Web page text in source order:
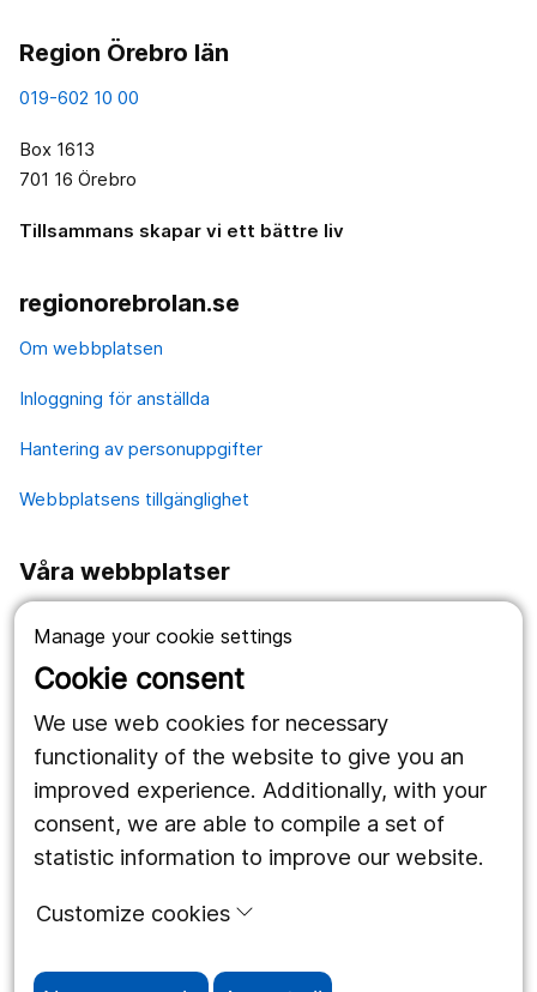
Manage your cookie settings
Cookie consent
We use web cookies for necessary
functionality of the website to give you an
improved experience. Additionally, with your
consent, we are able to compile a set of
statistic information to improve our website.
Customize cookies
Region Örebro län
019-602 10 00
Box 1613
701 16 Örebro
Tillsammans skapar vi ett bättre liv
regionorebrolan.se
Om webbplatsen
Inloggning för anställda
Hantering av personuppgifter
Webbplatsens tillgänglighet
Våra webbplatser
Länstrafiken
Region Örebro län
Följ oss
Facebook